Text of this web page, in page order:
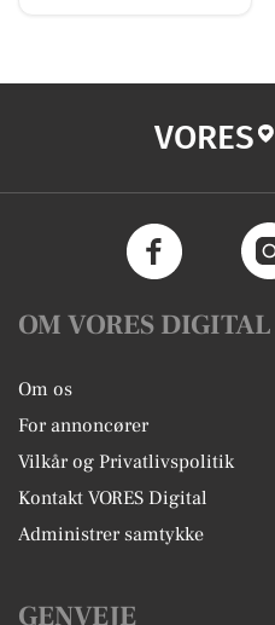
VORES
OM VORES DIGITAL
Om os
For annoncører
Vilkår og Privatlivspolitik
Kontakt VORES Digital
Administrer samtykke
GENVEJE